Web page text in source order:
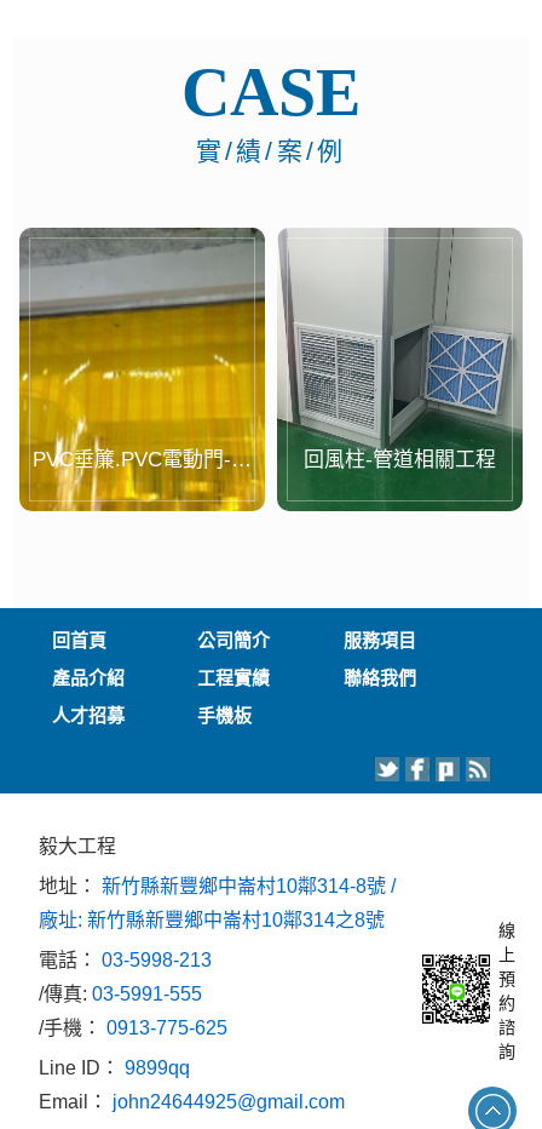
CASE
實/績/案/例
PVC垂簾.PVC電動門-案
例...
回風柱-管道相關工程
回首頁 公司簡介
服務項目
產品介紹
工程實績
聯絡我們
人才招募
手機板
毅大工程
地址：新竹縣新豐鄉中崙村10鄰314-8號 /
廠址: 新竹縣新豐鄉中崙村10鄰314之8號
電話：03-5998-213
/傳真:03-5991-555
/手機：0913-775-625
Line ID：9899qq
Email： john24644925@gmail.com
線
上
預
約
諮
詢